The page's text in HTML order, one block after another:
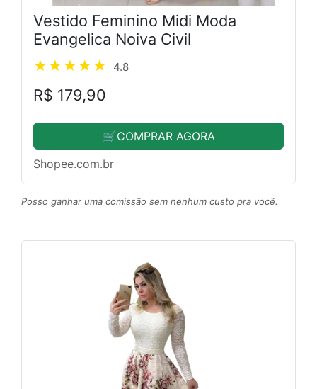
Vestido Feminino Midi Moda
Evangelica Noiva Civil
4.8
R$ 179,90
🛒COMPRAR AGORA
Shopee.com.br
Posso ganhar uma comissão sem nenhum custo pra você.